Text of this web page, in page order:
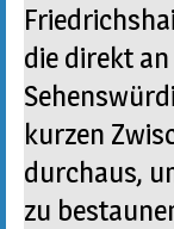
die direkt
kurzen
durchaus,
zu